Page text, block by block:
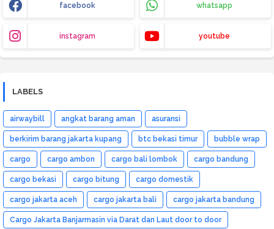
facebook whatsapp
instagram youtube
LABELS
airwaybill angkat barang aman asuransi
berkirim barang jakarta kupang btc bekasi timur bubble wrap
cargo cargo ambon cargo bali lombok cargo bandung
cargo bekasi cargo bitung cargo domestik
cargo jakarta aceh cargo jakarta bali cargo jakarta bandung
Cargo Jakarta Banjarmasin via Darat dan Laut door to door